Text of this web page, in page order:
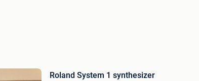
Roland System 1 synthesizer